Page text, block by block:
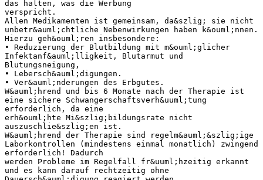
das halten, was die Werbung
verspricht.
Allen Medikamenten ist gemeinsam, da&szlig; sie nicht
unbetr&auml;chtliche Nebenwirkungen haben k&ouml;nnen.
Hierzu geh&ouml;ren insbesondere:
• Reduzierung der Blutbildung mit m&ouml;glicher
Infektanf&auml;lligkeit, Blutarmut und
Blutungsneigung,
• Lebersch&auml;digungen.
• Ver&auml;nderungen des Erbgutes.
W&auml;hrend und bis 6 Monate nach der Therapie ist
eine sichere Schwangerschaftsverh&uuml;tung
erforderlich, da eine
erh&ouml;hte Mi&szlig;bildungsrate nicht
auszuschlie&szlig;en ist.
W&auml;hrend der Therapie sind regelm&auml;&szlig;ige
Laborkontrollen (mindestens einmal monatlich) zwingend
erforderlich! Dadurch
werden Probleme im Regelfall fr&uuml;hzeitig erkannt
und es kann darauf rechtzeitig ohne